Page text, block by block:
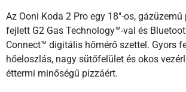
Az Ooni Koda 2 Pro egy 18″-os,
fejlett G2 Gas Technology™-val és
Connect™ digitális hőmérő szettel. Gyors
hőeloszlás, nagy sütőfelület és okos
éttermi minőségű pizzáért.